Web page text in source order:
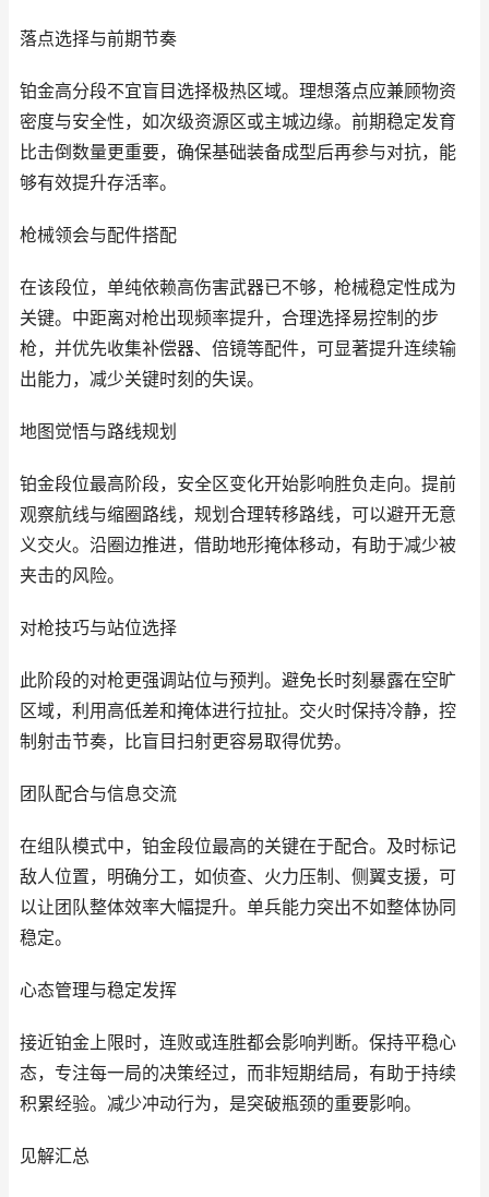
落点选择与前期节奏
铂金高分段不宜盲目选择极热区域。理想落点应兼顾物资
密度与安全性，如次级资源区或主城边缘。前期稳定发育
比击倒数量更重要，确保基础装备成型后再参与对抗，能
够有效提升存活率。
枪械领会与配件搭配
在该段位，单纯依赖高伤害武器已不够，枪械稳定性成为
关键。中距离对枪出现频率提升，合理选择易控制的步
枪，并优先收集补偿器、倍镜等配件，可显著提升连续输
出能力，减少关键时刻的失误。
地图觉悟与路线规划
铂金段位最高阶段，安全区变化开始影响胜负走向。提前
观察航线与缩圈路线，规划合理转移路线，可以避开无意
义交火。沿圈边推进，借助地形掩体移动，有助于减少被
夹击的风险。
对枪技巧与站位选择
此阶段的对枪更强调站位与预判。避免长时刻暴露在空旷
区域，利用高低差和掩体进行拉扯。交火时保持冷静，控
制射击节奏，比盲目扫射更容易取得优势。
团队配合与信息交流
在组队模式中，铂金段位最高的关键在于配合。及时标记
敌人位置，明确分工，如侦查、火力压制、侧翼支援，可
以让团队整体效率大幅提升。单兵能力突出不如整体协同
稳定。
心态管理与稳定发挥
接近铂金上限时，连败或连胜都会影响判断。保持平稳心
态，专注每一局的决策经过，而非短期结局，有助于持续
积累经验。减少冲动行为，是突破瓶颈的重要影响。
见解汇总